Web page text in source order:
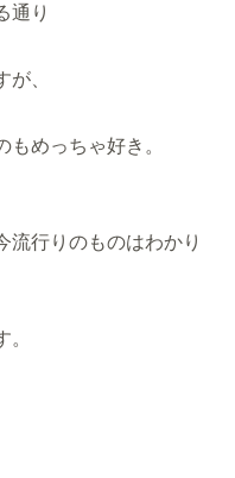
通り
、
めっちゃ好き。
流行りのものはわかり